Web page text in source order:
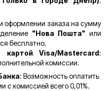
оформлении заказа на сумму
"Нова Пошта" или
бесплатно.
Visa/Mastercard:
комиссии.
: Возможность оплатить
с комиссией всего 0,01%.